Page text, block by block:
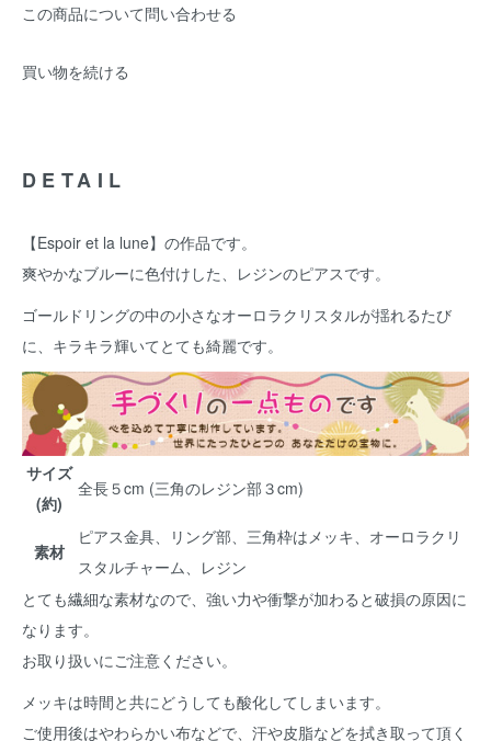
この商品について問い合わせる
買い物を続ける
DETAIL
【Espoir et la lune】の作品です。
爽やかなブルーに色付けした、レジンのピアスです。
ゴールドリングの中の小さなオーロラクリスタルが揺れるたび
に、キラキラ輝いてとても綺麗です。
サイズ
(約)
全長５cm (三角のレジン部３cm)
素材
ピアス金具、リング部、三角枠はメッキ、オーロラクリ
スタルチャーム、レジン
とても繊細な素材なので、強い力や衝撃が加わると破損の原因に
なります。
お取り扱いにご注意ください。
メッキは時間と共にどうしても酸化してしまいます。
ご使用後はやわらかい布などで、汗や皮脂などを拭き取って頂く